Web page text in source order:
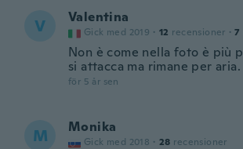
V Valentina
Gick med 2019 · 12 recensioner · 7
Non è come nella foto è più
si attacca ma rimane per aria.
för 5 år sen
M Monika
Gick med 2018 · 28 recensioner